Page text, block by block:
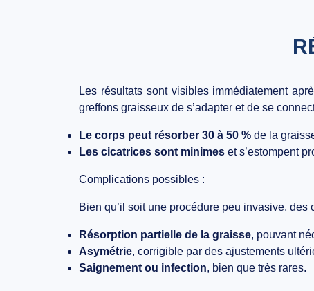
Les résultats sont visibles immédiatement
greffons graisseux de s’adapter et de se
Le corps peut résorber 30 à 50 % de la
Les cicatrices sont minimes et s’estompent
Complications possibles :
Bien qu’il soit une procédure peu invasive,
Résorption partielle de la graisse, pouvant
Asymétrie, corrigible par des ajustements
Saignement ou infection, bien que très rares.